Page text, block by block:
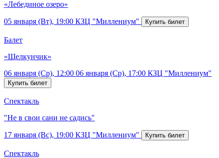
«Лебединое озеро»
05 января (Вт), 19:00 КЗЦ "Миллениум"
Балет
«Щелкунчик»
06 января (Ср), 12:00 06 января (Ср), 17:00 КЗЦ "Миллениум"
Спектакль
"Не в свои сани не садись"
17 января (Вс), 19:00 КЗЦ "Миллениум"
Спектакль